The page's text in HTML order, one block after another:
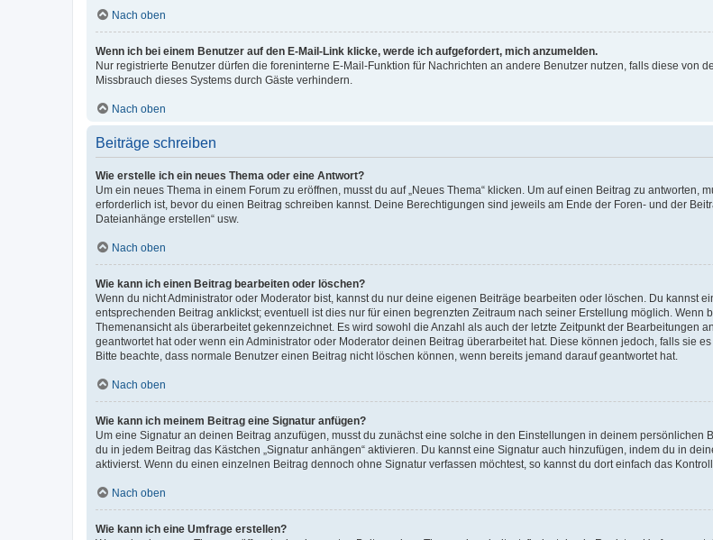
Nach oben
Wenn ich bei einem Benutzer auf den E-Mail-Link klicke, werde ich aufgefordert, mich anzumelden.
Nur registrierte Benutzer dürfen die foreninterne E-Mail-Funktion für Nachrichten an andere Benutzer nutzen, falls diese von
Missbrauch dieses Systems durch Gäste verhindern.
Nach oben
Beiträge schreiben
Wie erstelle ich ein neues Thema oder eine Antwort?
Um ein neues Thema in einem Forum zu eröffnen, musst du auf „Neues Thema“ klicken. Um auf einen Beitrag zu antworten,
erforderlich ist, bevor du einen Beitrag schreiben kannst. Deine Berechtigungen sind jeweils am Ende der Foren- und der
Dateianhänge erstellen“ usw.
Nach oben
Wie kann ich einen Beitrag bearbeiten oder löschen?
Wenn du nicht Administrator oder Moderator bist, kannst du nur deine eigenen Beiträge bearbeiten oder löschen. Du kannst
entsprechenden Beitrag anklickst; eventuell ist dies nur für einen begrenzten Zeitraum nach seiner Erstellung möglich.
Themenansicht als überarbeitet gekennzeichnet. Es wird sowohl die Anzahl als auch der letzte Zeitpunkt der Bearbeitungen
geantwortet hat oder wenn ein Administrator oder Moderator deinen Beitrag überarbeitet hat. Diese können jedoch, falls sie
Bitte beachte, dass normale Benutzer einen Beitrag nicht löschen können, wenn bereits jemand darauf geantwortet hat.
Nach oben
Wie kann ich meinem Beitrag eine Signatur anfügen?
Um eine Signatur an deinen Beitrag anzufügen, musst du zunächst eine solche in den Einstellungen in deinem
du in jedem Beitrag das Kästchen „Signatur anhängen“ aktivieren. Du kannst eine Signatur auch hinzufügen, indem du in
aktivierst. Wenn du einen einzelnen Beitrag dennoch ohne Signatur verfassen möchtest, so kannst du dort einfach das
Nach oben
Wie kann ich eine Umfrage erstellen?